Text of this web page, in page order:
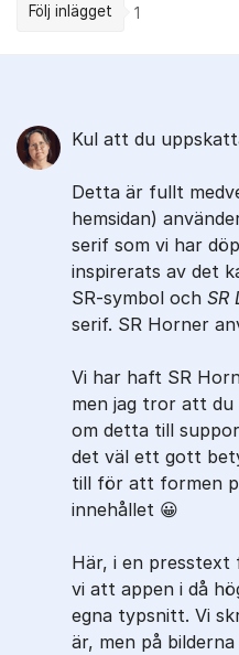
Följ inlägget 1
Kul att du
Detta är fullt
hemsidan)
serif som vi har
inspirerats av det
SR-symbol och SR
serif. SR Horner
Vi har haft SR
men jag tror att
om detta till
det väl ett gott
till för att formen
innehållet 😀
Här, i en presstext
vi att appen i då
egna typsnitt. Vi
är, men på